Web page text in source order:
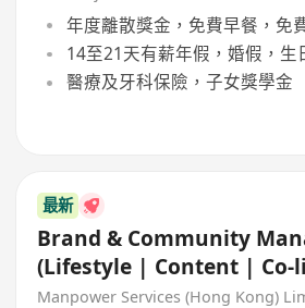
年度離散獎金，免費早餐，免
14至21天有薪年假，婚假，生
醫療及牙科保險，子女獎學金
最新
Brand & Community
(Lifestyle | Content | Co-
Manpower Services (Hong Kong)